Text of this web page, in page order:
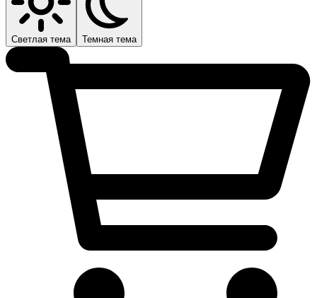
Светлая тема Темная тема